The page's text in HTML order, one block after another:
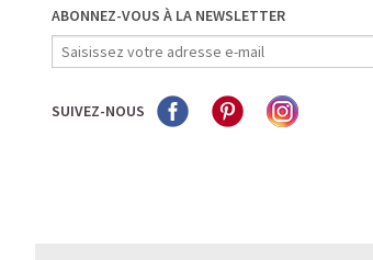
ABONNEZ-VOUS À LA NEWSLETTER
SUIVEZ-NOUS